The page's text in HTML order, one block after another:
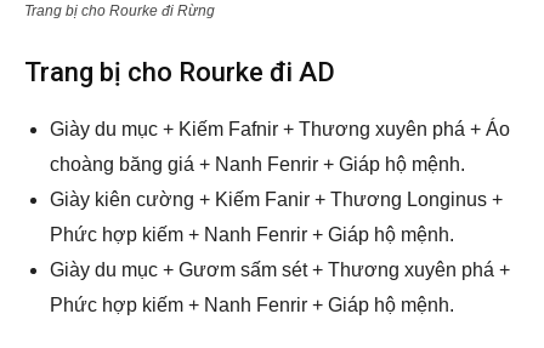
Trang bị cho Rourke đi Rừng
Trang bị cho Rourke đi AD
Giày du mục + Kiếm Fafnir + Thương xuyên phá + Áo
choàng băng giá + Nanh Fenrir + Giáp hộ mệnh.
Giày kiên cường + Kiếm Fanir + Thương Longinus +
Phức hợp kiếm + Nanh Fenrir + Giáp hộ mệnh.
Giày du mục + Gươm sấm sét + Thương xuyên phá +
Phức hợp kiếm + Nanh Fenrir + Giáp hộ mệnh.